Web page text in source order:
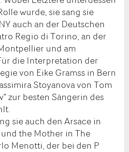
wurde, sie sang sie
auch an der Deutschen
Regio di Torino, an der
und am
die Interpretation der
von Eike Gramss in Bern
Stoyanova von Tom
zur besten Sängerin des
sie auch den Arsace in
the Mother in The
Menotti, der bei den P